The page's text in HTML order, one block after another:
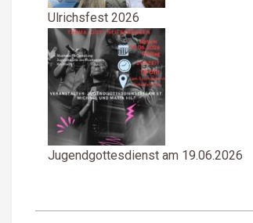
Ulrichsfest 2026
Jugendgottesdienst am 19.06.2026